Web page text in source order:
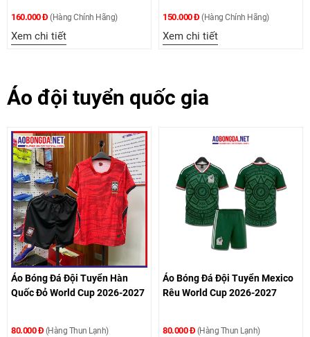
160.000 Đ (Hàng Chính Hãng)
Xem chi tiết
150.000 Đ (Hàng Chính Hãng)
Xem chi tiết
Áo đội tuyển quốc gia
Áo Bóng Đá Đội Tuyển Hàn
Quốc Đỏ World Cup 2026-2027
80.000 Đ (Hàng Thun Lạnh)
Áo Bóng Đá Đội Tuyển Mexico
Rêu World Cup 2026-2027
80.000 Đ (Hàng Thun Lạnh)